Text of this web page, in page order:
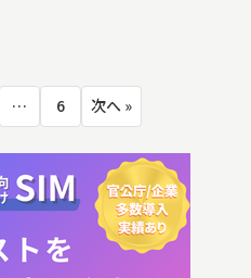
… 6 次へ »